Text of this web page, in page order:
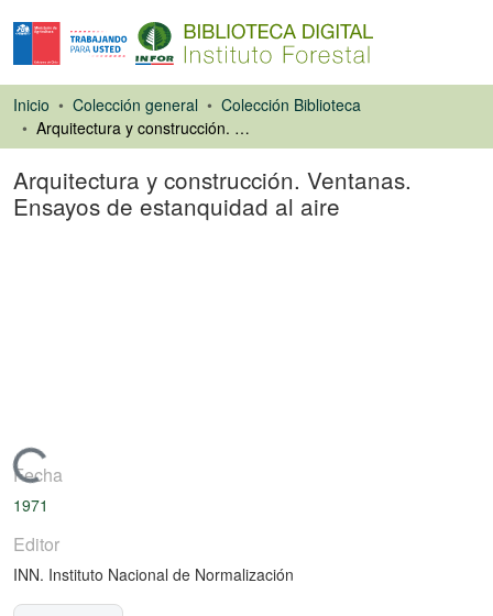
Inicio Colección general
Colección Biblioteca
Arquitectura y construcción. Ventanas. Ensayos de estanquidad al aire
Arquitectura y construcción. Ventanas.
Ensayos de estanquidad al aire
Cargando...
Fecha
1971
Editor
INN. Instituto Nacional de Normalización